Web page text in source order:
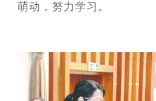
萌动，努力学习。